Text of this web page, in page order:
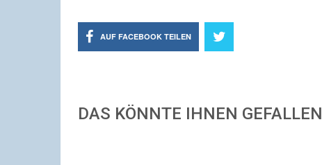
AUF FACEBOOK TEILEN
DAS KÖNNTE IHNEN GEFALLEN